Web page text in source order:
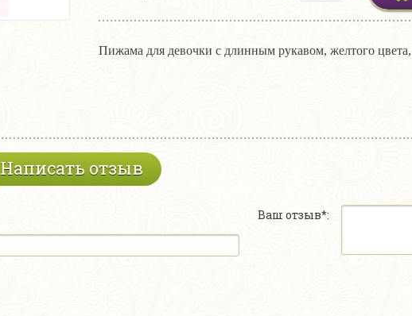
Пижама для девочки с длинным рукавом, желтого
Написать отзыв
Ваш отзыв*: